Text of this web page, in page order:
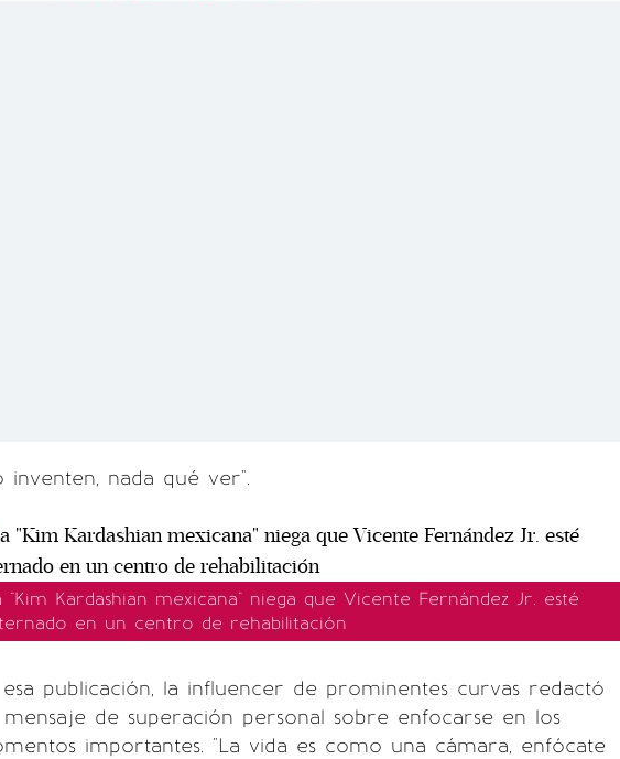
inventen, nada qué ver".
"Kim Kardashian mexicana" niega que Vicente Fernández Jr. esté
en un centro de rehabilitación
esa publicación, la influencer de prominentes curvas redactó
de superación personal sobre enfocarse en los
importantes. "La vida es como una cámara, enfócate